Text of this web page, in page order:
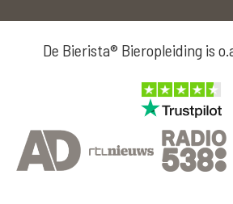
De Bierista® Bieropleiding is